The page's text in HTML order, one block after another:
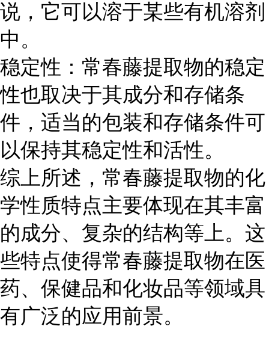
说，它可以溶于某些有机溶剂
中。
稳定性 ：常春藤提取物的稳定
性也取决于其成分和存储条
件，适当的包装和存储条件可
以保持其稳定性和活性。
综上所述，常春藤提取物的化
学性质特点主要体现在其丰富
的成分、复杂的结构等上。这
些特点使得常春藤提取物在医
药、保健品和化妆品等领域具
有广泛的应用前景。